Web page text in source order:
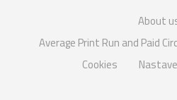
About
Average Print Run and Paid
Cookies